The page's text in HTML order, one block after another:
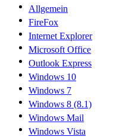
Allgemein
FireFox
Internet Explorer
Microsoft Office
Outlook Express
Windows 10
Windows 7
Windows 8 (8.1)
Windows Mail
Windows Vista